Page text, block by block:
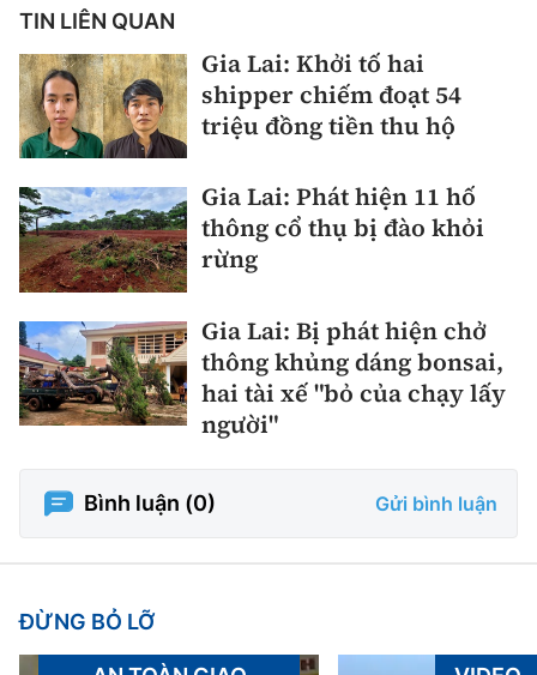
TIN LIÊN QUAN
Gia Lai: Khởi tố hai
shipper chiếm đoạt 54
triệu đồng tiền thu hộ
Gia Lai: Phát hiện 11 hố
thông cổ thụ bị đào khỏi
rừng
Gia Lai: Bị phát hiện chở
thông khủng dáng bonsai,
hai tài xế "bỏ của chạy lấy
người"
Bình luận (0) Gửi bình luận
ĐỪNG BỎ LỠ